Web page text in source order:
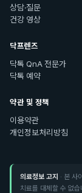
상담·질문
건강 영상
닥프렌즈
닥톡 QnA 전문가
닥톡 예약
약관 및 정책
이용약관
개인정보처리방침
의료정보 고지 · 본 사
치료를 대체할 수 없